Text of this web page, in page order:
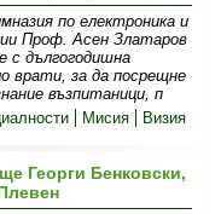
по електроника и
Проф. Асен Златаров
с дългогодишна
врати, за да посрещне
възпитаници, п
Мисия Визия
Георги Бенковски,